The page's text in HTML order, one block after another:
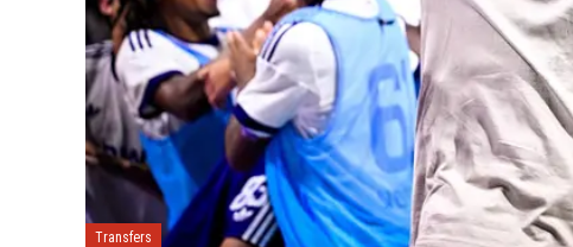
Transfers